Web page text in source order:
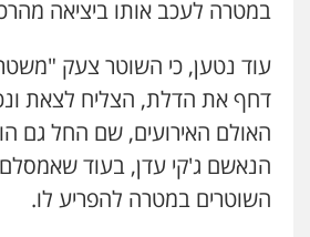
עו"ד דפנה לביא
משפחה גישור
0507206063
עו"ד זוהר ארבל
פלילי פשיעה חמורה
קטינים
במטרה לעכב אותו ביציאה
עוד נטען, כי השוטר צעק
דחף את הדלת, הצליח לצאת
האולם האירועים, שם החל גם
הנאשם ג'קי עדן, בעוד
השוטרים במטרה להפריע לו.